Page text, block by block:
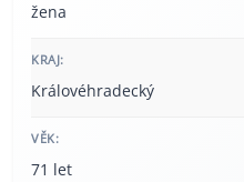
žena
KRAJ:
Královéhradecký
VĚK:
71 let